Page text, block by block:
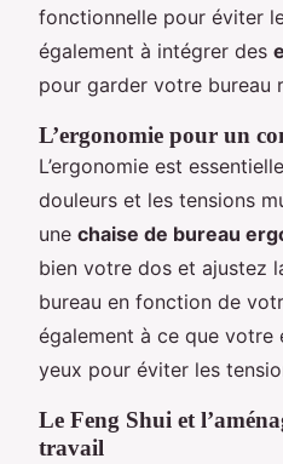
fonctionnelle pour éviter
également à intégrer des
pour garder votre bureau
L’ergonomie pour un
L’ergonomie est
douleurs et les tensions
une chaise de bureau
bien votre dos et ajustez
bureau en fonction de
également à ce que votre
yeux pour éviter les
Le Feng Shui et
travail